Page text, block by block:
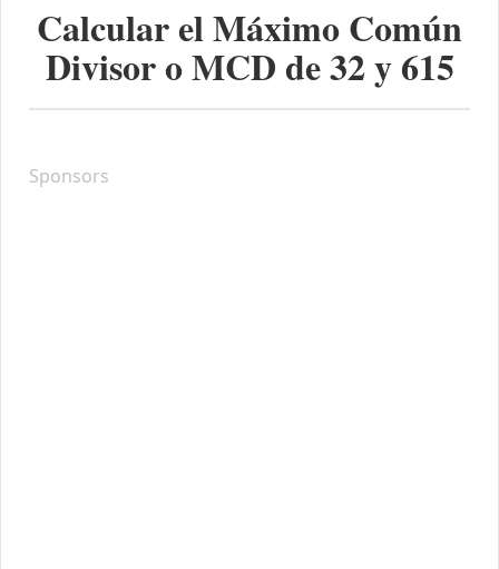
Calcular el Máximo Común
Divisor o MCD de32y615
Sponsors